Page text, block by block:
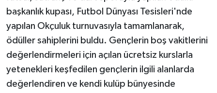
başkanlık kupası, Futbol Dünyası Tesisleri'nde
yapılan Okçuluk turnuvasıyla tamamlanarak,
ödüller sahiplerini buldu. Gençlerin boş vakitlerini
değerlendirmeleri için açılan ücretsiz kurslarla
yetenekleri keşfedilen gençlerin ilgili alanlarda
değerlendiren ve kendi kulüp bünyesinde